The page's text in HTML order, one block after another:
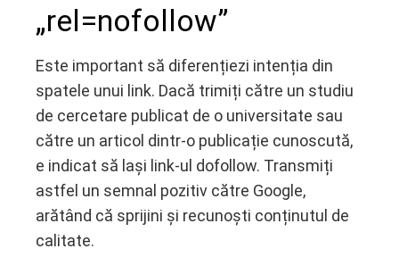
„rel=nofollow”
Este important să diferențiezi intenția din
spatele unui link. Dacă trimiți către un studiu
de cercetare publicat de o universitate sau
către un articol dintr-o publicație cunoscută,
e indicat să lași link-ul dofollow. Transmiți
astfel un semnal pozitiv către Google,
arătând că sprijini și recunoști conținutul de
calitate.